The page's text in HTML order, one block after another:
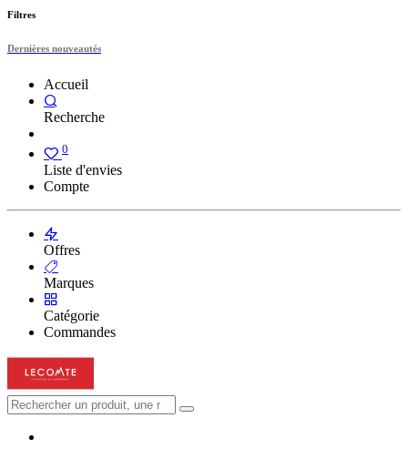
Filtres
Dernières nouveautés
Accueil
Recherche
0
Liste d'envies
Compte
Offres
Marques
Catégorie
Commandes